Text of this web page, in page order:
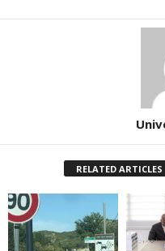
RELATED ARTICLES